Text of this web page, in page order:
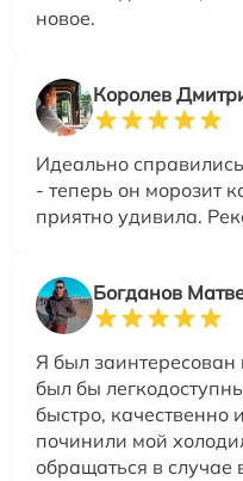
новое.
Королев
Идеально
- теперь он морозит
приятно удивила.
Богданов
Я был заинтересован
был бы
быстро, качественно
починили мой
обращаться в